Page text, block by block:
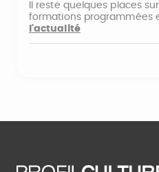
Il reste quelques places
formations programmées
l'actualité